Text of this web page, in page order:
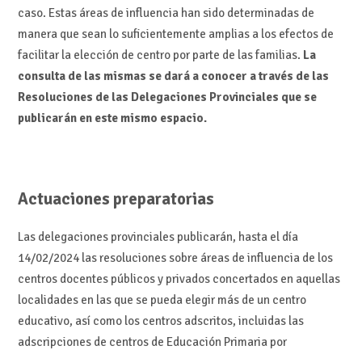
caso. Estas áreas de influencia han sido determinadas de
manera que sean lo suficientemente amplias a los efectos de
facilitar la elección de centro por parte de las familias. La
consulta de las mismas se dará a conocer a través de las
Resoluciones de las Delegaciones Provinciales que se
publicarán en este mismo espacio.
Actuaciones preparatorias
Las delegaciones provinciales publicarán, hasta el día
14/02/2024 las resoluciones sobre áreas de influencia de los
centros docentes públicos y privados concertados en aquellas
localidades en las que se pueda elegir más de un centro
educativo, así como los centros adscritos, incluidas las
adscripciones de centros de Educación Primaria por